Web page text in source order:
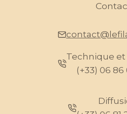
Technique
(+33) 06 86